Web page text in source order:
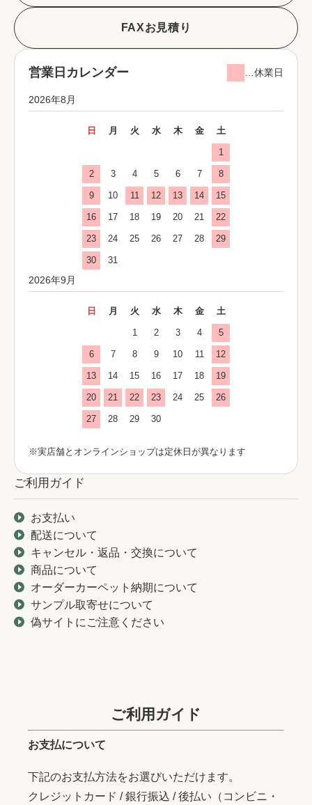
FAXお見積り
営業日カレンダー …休業日
2026年8月
日 月 火 水 木 金 土
1
2 3 4 5 6 7 8
9 10 11 12 13 14 15
16 17 18 19 20 21 22
23 24 25 26 27 28 29
30 31
2026年9月
日 月 火 水 木 金 土
1 2 3 4 5
6 7 8 9 10 11 12
13 14 15 16 17 18 19
20 21 22 23 24 25 26
27 28 29 30
※実店舗とオンラインショップは定休日が異なります
ご利用ガイド
お支払い
配送について
キャンセル・返品・交換について
商品について
オーダーカーペット納期について
サンプル取寄せについて
偽サイトにご注意ください
ご利用ガイド
お支払について
下記のお支払方法をお選びいただけます。
クレジットカード / 銀行振込 / 後払い（コンビニ・